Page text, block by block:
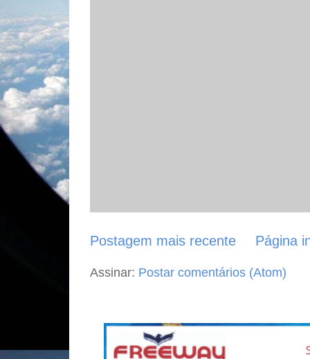
Postagem mais recente Página
Assinar: Postar comentários (Atom)